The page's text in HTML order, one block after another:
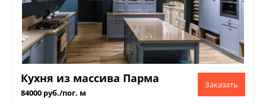
Кухня из массива Парма
84000 руб./пог. м